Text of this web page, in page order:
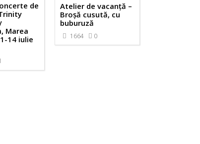
de
Marea
14 iulie
Atelier de vacanță –
Broșă cusută, cu
buburuză
1664 0